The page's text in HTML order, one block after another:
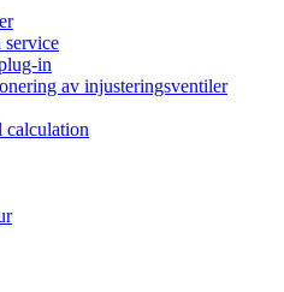
service
in
av injusteringsventiler
calculation